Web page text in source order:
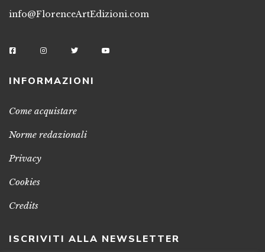
info@FlorenceArtEdizioni.com
INFORMAZIONI
Come acquistare
Norme redazionali
Privacy
Cookies
Credits
ISCRIVITI ALLA NEWSLETTER